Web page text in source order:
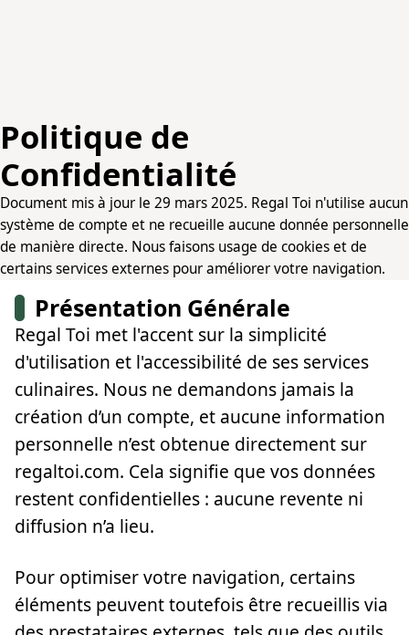
Politique de
Confidentialité
Document mis à jour le 29 mars 2025. Regal Toi n'utilise aucun
système de compte et ne recueille aucune donnée personnelle
de manière directe. Nous faisons usage de cookies et de
certains services externes pour améliorer votre navigation.
Présentation Générale
Regal Toi met l'accent sur la simplicité
d'utilisation et l'accessibilité de ses services
culinaires. Nous ne demandons jamais la
création d’un compte, et aucune information
personnelle n’est obtenue directement sur
regaltoi.com. Cela signifie que vos données
restent confidentielles : aucune revente ni
diffusion n’a lieu.
Pour optimiser votre navigation, certains
éléments peuvent toutefois être recueillis via